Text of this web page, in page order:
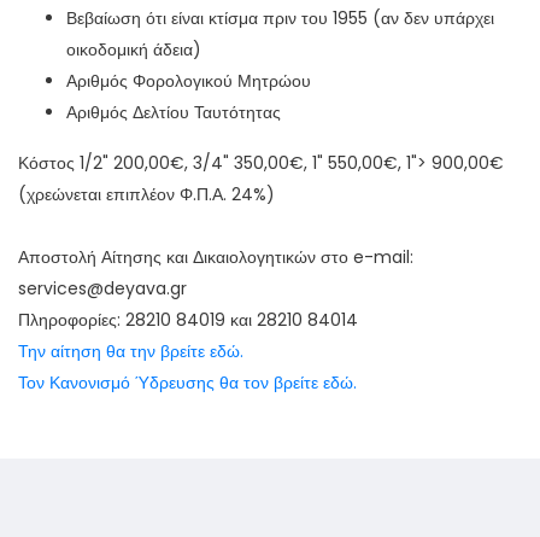
Βεβαίωση ότι είναι κτίσμα πριν του 1955 (αν δεν υπάρχει
οικοδομική άδεια)
Αριθμός Φορολογικού Μητρώου
Αριθμός Δελτίου Ταυτότητας
Κόστος 1/2" 200,00€, 3/4" 350,00€, 1" 550,00€, 1"> 900,00€
(χρεώνεται επιπλέον Φ.Π.Α. 24%)
Αποστολή Αίτησης και Δικαιολογητικών στο e-mail:
services@deyava.gr
Πληροφορίες: 28210 84019 και 28210 84014
Την αίτηση θα την βρείτε εδώ.
Τον Κανονισμό Ύδρευσης θα τον βρείτε εδώ.